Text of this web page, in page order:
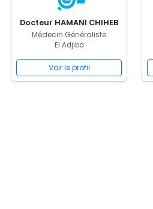
Docteur HAMANI CHIHEB
Médecin Généraliste
El Adjiba
Voir le profil